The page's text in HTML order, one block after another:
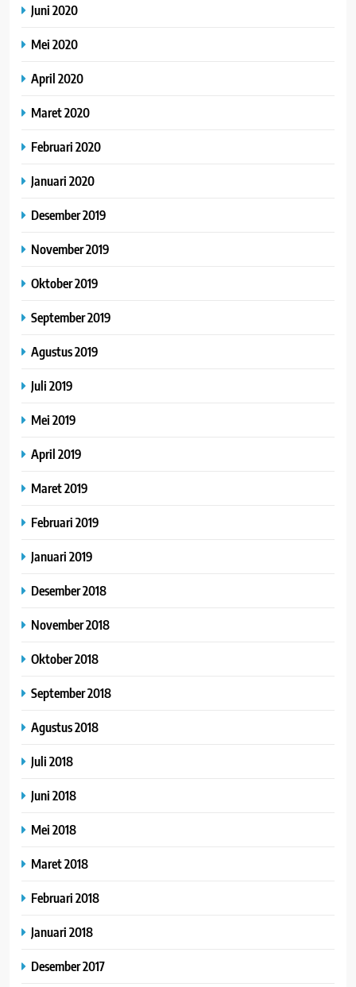
Juni 2020
Mei 2020
April 2020
Maret 2020
Februari 2020
Januari 2020
Desember 2019
November 2019
Oktober 2019
September 2019
Agustus 2019
Juli 2019
Mei 2019
April 2019
Maret 2019
Februari 2019
Januari 2019
Desember 2018
November 2018
Oktober 2018
September 2018
Agustus 2018
Juli 2018
Juni 2018
Mei 2018
Maret 2018
Februari 2018
Januari 2018
Desember 2017